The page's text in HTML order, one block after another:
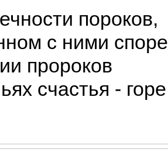
пороков,
с ними
пророков
счастья -